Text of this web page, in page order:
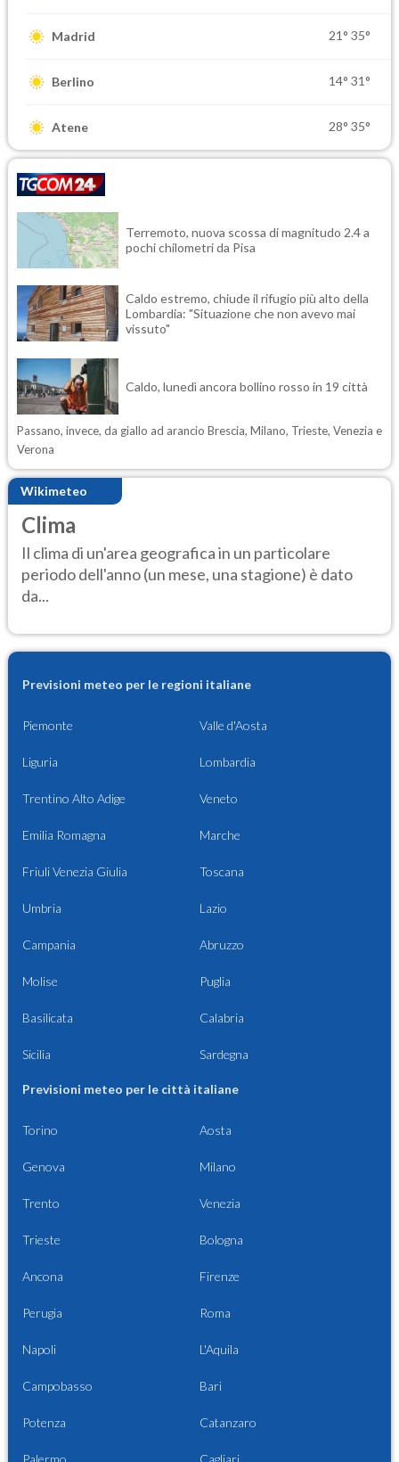
Madrid 21° 35°
Berlino 14° 31°
Atene 28° 35°
Terremoto, nuova scossa di magnitudo 2.4 a
pochi chilometri da Pisa
Caldo estremo, chiude il rifugio più alto della
Lombardia: "Situazione che non avevo mai
vissuto"
Caldo, lunedì ancora bollino rosso in 19 città
Passano, invece, da giallo ad arancio Brescia, Milano, Trieste, Venezia e
Verona
Wikimeteo
Clima
Il clima di un'area geografica in un particolare
periodo dell'anno (un mese, una stagione) è dato
da...
Previsioni meteo per le regioni italiane
Piemonte Valle d'Aosta
Liguria Lombardia
Trentino Alto Adige Veneto
Emilia Romagna Marche
Friuli Venezia Giulia Toscana
Umbria Lazio
Campania Abruzzo
Molise Puglia
Basilicata Calabria
Sicilia Sardegna
Previsioni meteo per le città italiane
Torino Aosta
Genova Milano
Trento Venezia
Trieste Bologna
Ancona Firenze
Perugia Roma
Napoli L'Aquila
Campobasso Bari
Potenza Catanzaro
Palermo Cagliari